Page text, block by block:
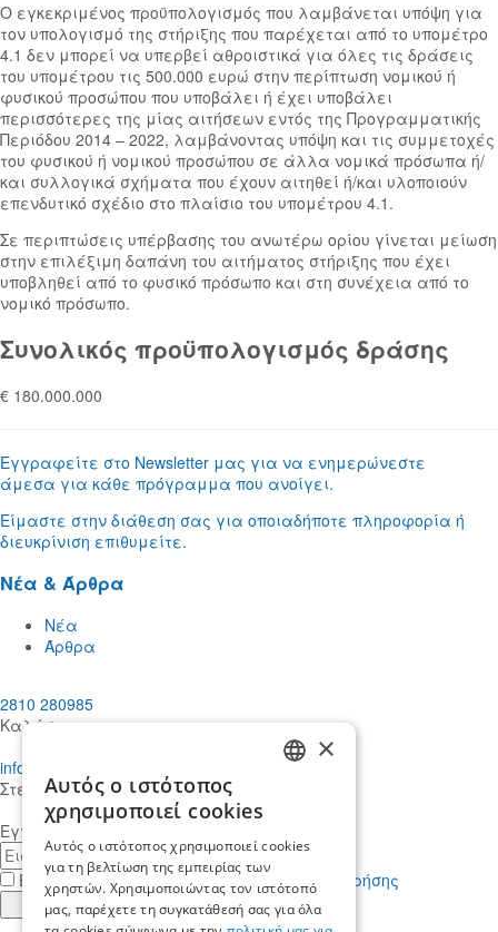
Ο εγκεκριμένος προϋπολογισμός που λαμβάνεται υπόψη για
τον υπολογισμό της στήριξης που παρέχεται από το υπομέτρο
4.1 δεν μπορεί να υπερβεί αθροιστικά για όλες τις δράσεις
του υπομέτρου τις 500.000 ευρώ στην περίπτωση νομικού ή
φυσικού προσώπου που υποβάλει ή έχει υποβάλει
περισσότερες της μίας αιτήσεων εντός της Προγραμματικής
Περιόδου 2014 – 2022, λαμβάνοντας υπόψη και τις συμμετοχές
του φυσικού ή νομικού προσώπου σε άλλα νομικά πρόσωπα ή/
και συλλογικά σχήματα που έχουν αιτηθεί ή/και υλοποιούν
επενδυτικό σχέδιο στο πλαίσιο του υπομέτρου 4.1.
Σε περιπτώσεις υπέρβασης του ανωτέρω ορίου γίνεται μείωση
στην επιλέξιμη δαπάνη του αιτήματος στήριξης που έχει
υποβληθεί από το φυσικό πρόσωπο και στη συνέχεια από το
νομικό πρόσωπο.​
Συνολικός προϋπολογισμός δράσης
€ 180.000.000
Εγγραφείτε στο Newsletter μας για να ενημερώνεστε
άμεσα για κάθε πρόγραμμα που ανοίγει.
Είμαστε στην διάθεση σας για οποιαδήποτε πληροφορία ή
διευκρίνιση επιθυμείτε.
Νέα & Άρθρα
Νέα
Άρθρα
2810 280985
Καλέστε μας
info@mdcstiakakis.gr
Στείλτε μας το μήνυμά σας
Εγγραφείτε στο Newsletter μας
E-
mailΈχω διαβάσει κι αποδέχομαι τους
όρους χρήσης
Εγγραφή
×
Αυτός ο ιστότοπος
χρησιμοποιεί cookies
Αυτός ο ιστότοπος χρησιμοποιεί cookies
για τη βελτίωση της εμπειρίας των
χρηστών. Χρησιμοποιώντας τον ιστότοπό
μας, παρέχετε τη συγκατάθεσή σας για όλα